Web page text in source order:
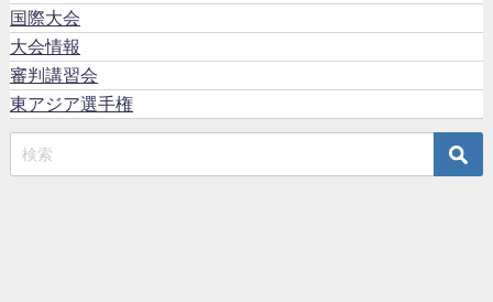
国際大会
大会情報
審判講習会
東アジア選手権